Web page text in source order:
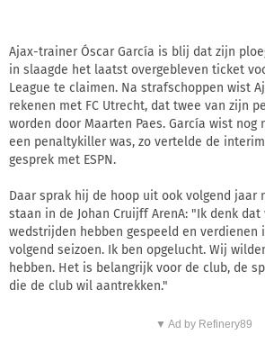
Ajax-trainer Óscar García is blij dat zijn
in slaagde het laatst overgebleven ticket
League te claimen. Na strafschoppen wist
rekenen met FC Utrecht, dat twee van zijn
worden door Maarten Paes. García wist
een penaltykiller was, zo vertelde de
gesprek met ESPN.
Daar sprak hij de hoop uit ook volgend jaar
staan in de Johan Cruijff ArenA: "Ik denk
wedstrijden hebben gespeeld en verdienen
volgend seizoen. Ik ben opgelucht. Wij
hebben. Het is belangrijk voor de club, de
die de club wil aantrekken."
▼ Ad by Refinery89